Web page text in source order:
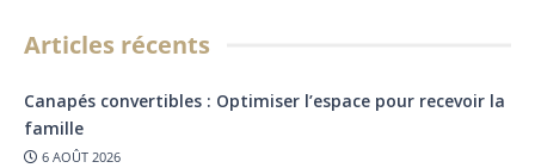
Articles récents
Canapés convertibles : Optimiser l’espace pour recevoir la
famille
6 AOÛT 2026